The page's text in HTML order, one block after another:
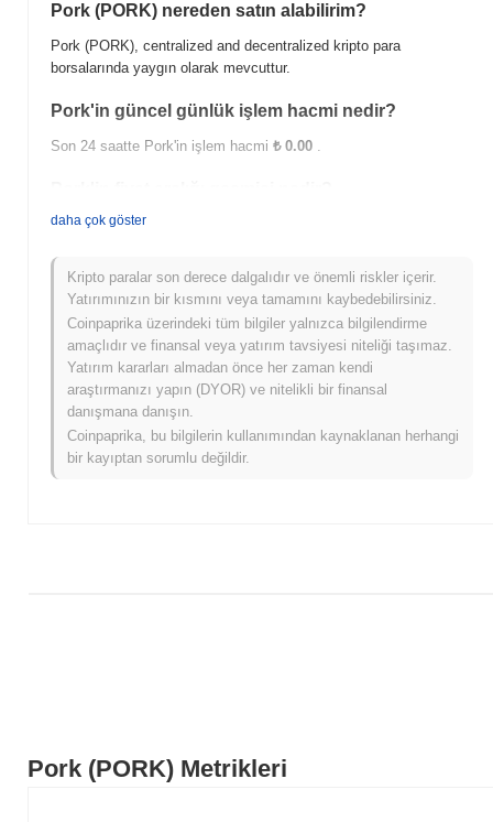
Pork (PORK) Metrikleri
Pork (PORK) nereden satın alabilirim?
Pork (PORK), centralized and decentralized kripto para
borsalarında yaygın olarak mevcuttur.
Pork'in güncel günlük işlem hacmi nedir?
Son 24 saatte Pork'in işlem hacmi ₺ 0.00 .
Tüm Zamanların En Yüksek Değeri (ATH):
Pork şu anda ATH'sinin ~91.50% altında işlem görüyor .
Pork, daha geniş kripto piyasasıyla
karşılaştırıldığında nasıl performans gösteriyor?
Son 7 günde Pork0.00%kazandı, genel kripto piyasasından
0.84%kazanç kaydeden daha düşük performans gösterdi. Bu,
daha geniş piyasa momentumuna göre PORK'ün fiyat hareketinde
geçici bir gecikme gösterdiğini belirtir.
daha çok göster
Kripto paralar son derece dalgalıdır ve önemli riskler içerir.
Yatırımınızın bir kısmını veya tamamını kaybedebilirsiniz.
Coinpaprika üzerindeki tüm bilgiler yalnızca bilgilendirme
amaçlıdır ve finansal veya yatırım tavsiyesi niteliği taşımaz.
Yatırım kararları almadan önce her zaman kendi
araştırmanızı yapın (DYOR) ve nitelikli bir finansal
danışmana danışın.
Coinpaprika, bu bilgilerin kullanımından kaynaklanan herhangi
bir kayıptan sorumlu değildir.